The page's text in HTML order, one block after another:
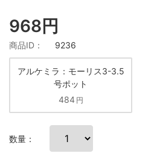
968円
商品ID： 9236
アルケミラ：モーリス3-3.5
号ポット
484 円
数量：